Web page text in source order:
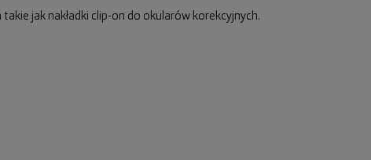
jak nakładki clip-on do okularów korekcyjnych.